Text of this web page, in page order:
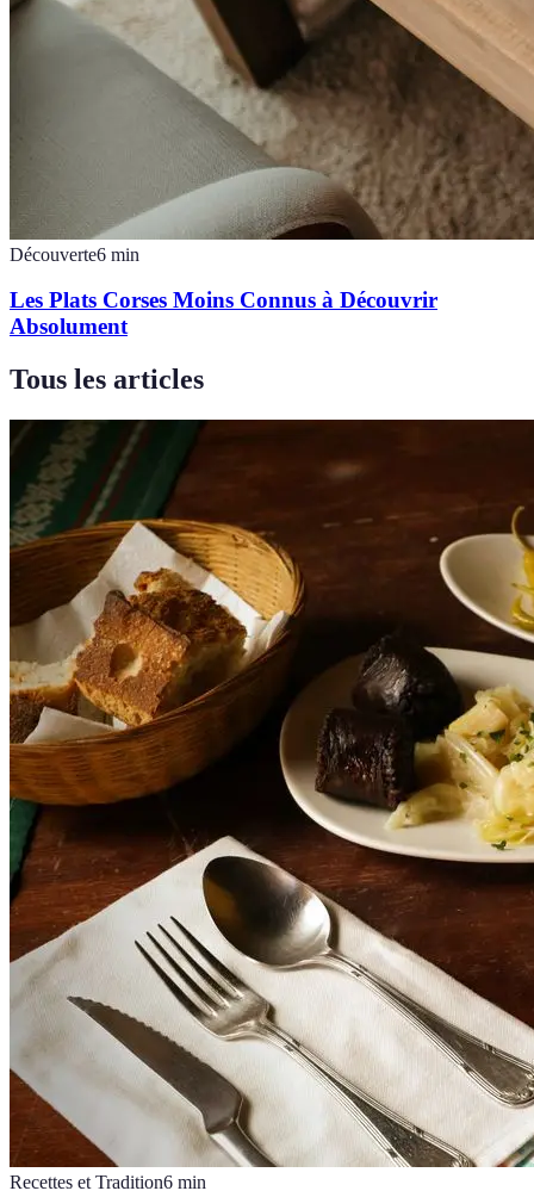
Découverte6 min
Les Plats Corses Moins Connus à Découvrir
Absolument
Tous les articles
Recettes et Tradition6 min